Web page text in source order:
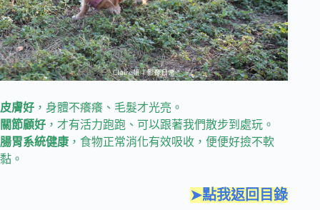
皮膚好 ，身體不癢癢、毛髮才光亮。
關節顧好 ，才有活力跑跑、可以跟著我們散步到處玩。
腸胃系統健康 ，食物正常消化有效吸收，便便好撿不軟
黏。
➤點我返回目錄